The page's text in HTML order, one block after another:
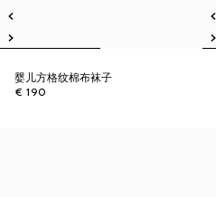
婴儿方格纹棉布袜子
€ 190